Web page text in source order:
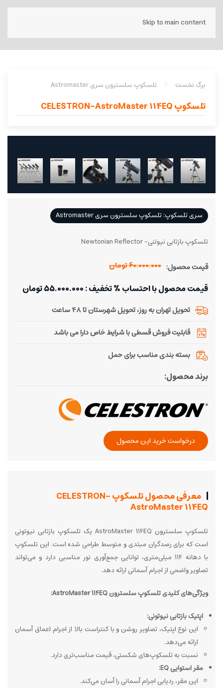
Skip to main content
برگ نخست تلسکوپ سلسترون سری Astromaster
تلسکوپ CELESTRON-AstroMaster 114EQ
سری تلسکوپ: تلسکوپ سلسترون سری Astromaster
تلسکوپ بازتابی نیوتنی- Newtonian Reflector
قیمت محصول: 60.000.000 تومان
قیمت محصول با احتساب % تخفیف : 55.000.000 تومان
تحویل تهران به روز، تحویل شهرستان تا 48 ساعت
قابلیت فروش قسطی با شرایط خاص دارا می باشد
بسته بندی مناسب برای حمل
برند محصول:
درخواست خرید این محصول
معرفی محصول تلسکوپ CELESTRON-
AstroMaster 114EQ
تلسکوپ سلسترون AstroMaster 114EQ یک تلسکوپ بازتابی نیوتونی
است که برای رصدگران مبتدی و متوسط طراحی شده است. این تلسکوپ
با دهانه 114 میلی‌متری، توانایی جمع‌آوری نور مناسبی دارد و می‌تواند
تصاویر واضحی از اجرام آسمانی ارائه دهد.
ویژگی‌های کلیدی تلسکوپ سلسترون AstroMaster 114EQ:
اپتیک بازتابی نیوتونی:
این نوع اپتیک، تصاویر روشن و با کنتراست بالا از اجرام اعماق آسمان
ارائه می‌دهد.
نسبت به تلسکوپ‌های شکستی، قیمت مناسب‌تری دارد.
مقر استوایی EQ:
این مقر، ردیابی اجرام آسمانی را آسان می‌کند.